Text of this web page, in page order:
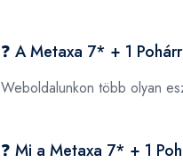
❓ A Metaxa 7* + 1
Weboldalunkon több olyan
❓ Mi a Metaxa 7* + 1